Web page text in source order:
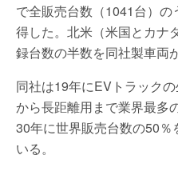
で全販売台数（1041台）
得した。北米（米国とカナ
録台数の半数を同社製車両
同社は19年にEVトラック
から長距離用まで業界最多
30年に世界販売台数の50
いる。